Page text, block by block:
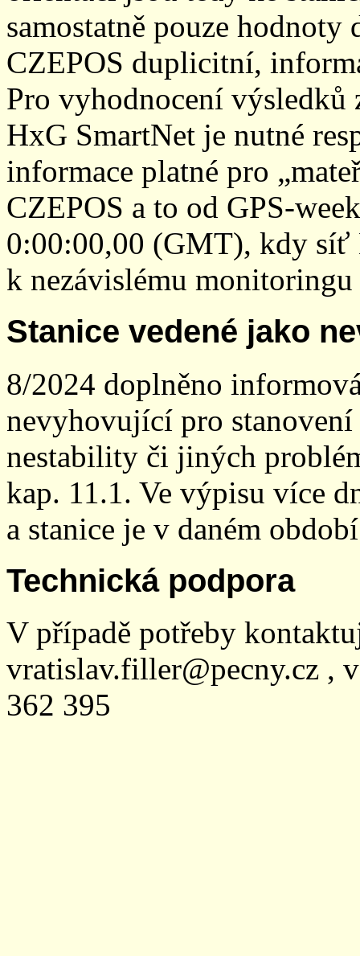
samostatně pouze
CZEPOS duplicitní,
Pro vyhodnocení
HxG SmartNet je nutné
informace platné pro
CZEPOS a to od GPS-
0:00:00,00 (GMT), kdy síť
k nezávislému
Stanice vedené jako
8/2024 doplněno
nevyhovující pro
nestability či jiných
kap. 11.1. Ve výpisu více
a stanice je v daném
Technická podpora
V případě potřeby
vratislav.filler@pecny.cz ,
362 395